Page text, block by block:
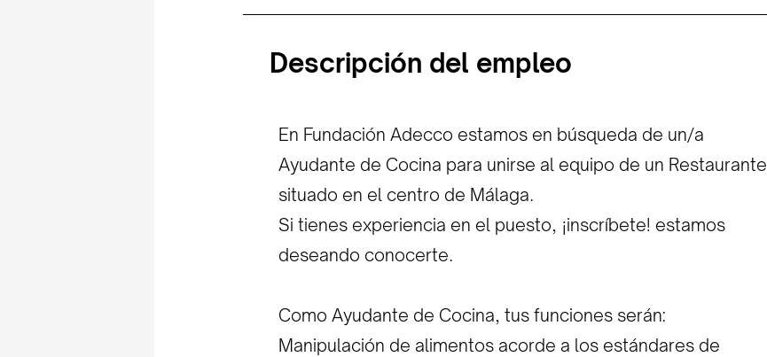
Descripción del empleo
En Fundación Adecco estamos en búsqueda de un/a
Ayudante de Cocina para unirse al equipo de un Restaurante
situado en el centro de Málaga.
Si tienes experiencia en el puesto, ¡inscríbete! estamos
deseando conocerte.
Como Ayudante de Cocina, tus funciones serán:
Manipulación de alimentos acorde a los estándares de